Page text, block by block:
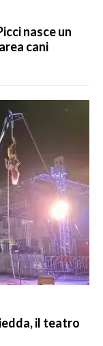
nasce un
cani
il teatro